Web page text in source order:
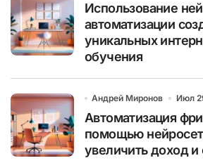
Использование
автоматизации
уникальных
обучения
Андрей Миронов Июл
Автоматизация
помощью
увеличить доход и